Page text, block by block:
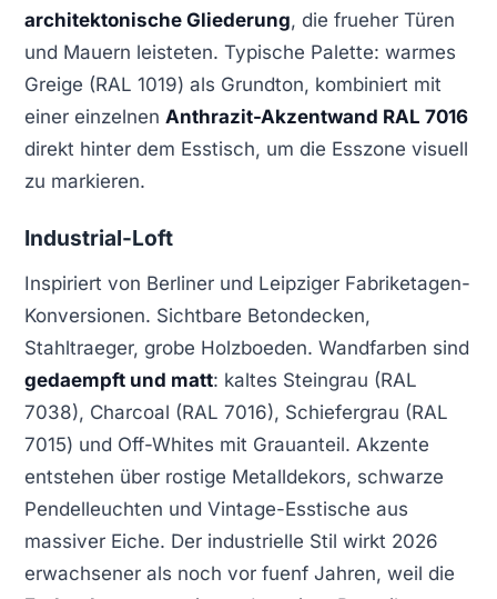
architektonische Gliederung, die frueher Türen
und Mauern leisteten. Typische Palette: warmes
Greige (RAL 1019) als Grundton, kombiniert mit
einer einzelnen Anthrazit-Akzentwand RAL 7016
direkt hinter dem Esstisch, um die Esszone visuell
zu markieren.
Industrial-Loft
Inspiriert von Berliner und Leipziger Fabriketagen-
Konversionen. Sichtbare Betondecken,
Stahltraeger, grobe Holzboeden. Wandfarben sind
gedaempft und matt: kaltes Steingrau (RAL
7038), Charcoal (RAL 7016), Schiefergrau (RAL
7015) und Off-Whites mit Grauanteil. Akzente
entstehen über rostige Metalldekors, schwarze
Pendelleuchten und Vintage-Esstische aus
massiver Eiche. Der industrielle Stil wirkt 2026
erwachsener als noch vor fuenf Jahren, weil die